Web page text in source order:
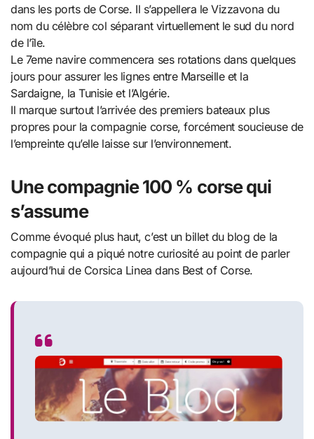
dans les ports de Corse. Il s’appellera le Vizzavona du
nom du célèbre col séparant virtuellement le sud du nord
de l’île.
Le 7eme navire commencera ses rotations dans quelques
jours pour assurer les lignes entre Marseille et la
Sardaigne, la Tunisie et l’Algérie.
Il marque surtout l’arrivée des premiers bateaux plus
propres pour la compagnie corse, forcément soucieuse de
l’empreinte qu’elle laisse sur l’environnement.
Une compagnie 100 % corse qui
s’assume
Comme évoqué plus haut, c’est un billet du blog de la
compagnie qui a piqué notre curiosité au point de parler
aujourd’hui de Corsica Linea dans Best of Corse.